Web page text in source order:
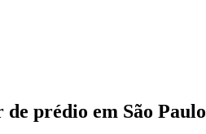
prédio em São Paulo